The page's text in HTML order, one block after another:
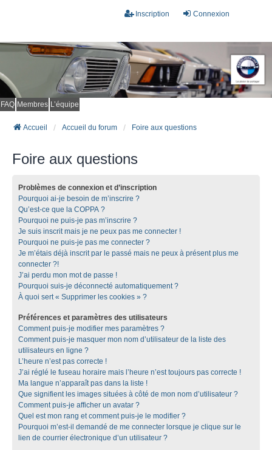
Connexion
Inscription
FAQ Membres L’équipe
Accueil Accueil du forum Foire aux questions
Foire aux questions
Problèmes de connexion et d’inscription
Pourquoi ai-je besoin de m’inscrire ?
Qu’est-ce que la COPPA ?
Pourquoi ne puis-je pas m’inscrire ?
Je suis inscrit mais je ne peux pas me connecter !
Pourquoi ne puis-je pas me connecter ?
Je m’étais déjà inscrit par le passé mais ne peux à présent plus me
connecter ?!
J’ai perdu mon mot de passe !
Pourquoi suis-je déconnecté automatiquement ?
À quoi sert « Supprimer les cookies » ?
Préférences et paramètres des utilisateurs
Comment puis-je modifier mes paramètres ?
Comment puis-je masquer mon nom d’utilisateur de la liste des
utilisateurs en ligne ?
L’heure n’est pas correcte !
J’ai réglé le fuseau horaire mais l’heure n’est toujours pas correcte !
Ma langue n’apparaît pas dans la liste !
Que signifient les images situées à côté de mon nom d’utilisateur ?
Comment puis-je afficher un avatar ?
Quel est mon rang et comment puis-je le modifier ?
Pourquoi m’est-il demandé de me connecter lorsque je clique sur le
lien de courrier électronique d’un utilisateur ?